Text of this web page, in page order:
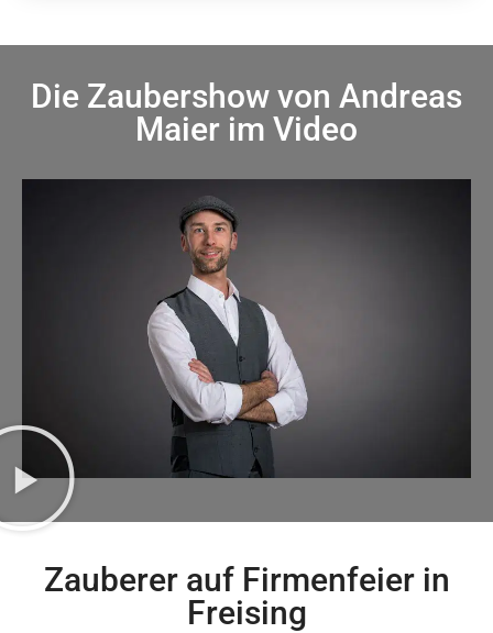
Die Zaubershow von Andreas
Maier im Video
Zauberer auf Firmenfeier in
Freising